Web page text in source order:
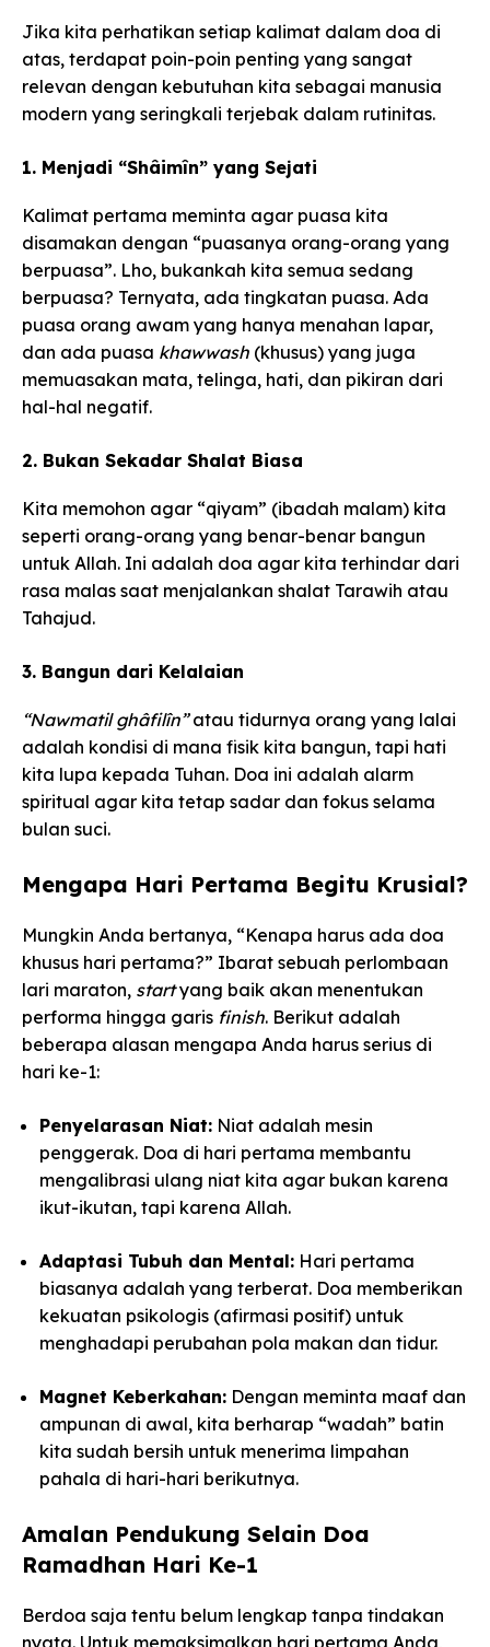
Jika kita perhatikan setiap kalimat dalam doa di
atas, terdapat poin-poin penting yang sangat
relevan dengan kebutuhan kita sebagai manusia
modern yang seringkali terjebak dalam rutinitas.
1. Menjadi “Shâimîn” yang Sejati
Kalimat pertama meminta agar puasa kita
disamakan dengan “puasanya orang-orang yang
berpuasa”. Lho, bukankah kita semua sedang
berpuasa? Ternyata, ada tingkatan puasa. Ada
puasa orang awam yang hanya menahan lapar,
dan ada puasa khawwash (khusus) yang juga
memuasakan mata, telinga, hati, dan pikiran dari
hal-hal negatif.
2. Bukan Sekadar Shalat Biasa
Kita memohon agar “qiyam” (ibadah malam) kita
seperti orang-orang yang benar-benar bangun
untuk Allah. Ini adalah doa agar kita terhindar dari
rasa malas saat menjalankan shalat Tarawih atau
Tahajud.
3. Bangun dari Kelalaian
“Nawmatil ghâfilîn”atau tidurnya orang yang lalai
adalah kondisi di mana fisik kita bangun, tapi hati
kita lupa kepada Tuhan. Doa ini adalah alarm
spiritual agar kita tetap sadar dan fokus selama
bulan suci.
Mengapa Hari Pertama Begitu Krusial?
Mungkin Anda bertanya, “Kenapa harus ada doa
khusus hari pertama?” Ibarat sebuah perlombaan
lari maraton, startyang baik akan menentukan
performa hingga garis finish. Berikut adalah
beberapa alasan mengapa Anda harus serius di
hari ke-1:
Penyelarasan Niat: Niat adalah mesin
penggerak. Doa di hari pertama membantu
mengalibrasi ulang niat kita agar bukan karena
ikut-ikutan, tapi karena Allah.
Adaptasi Tubuh dan Mental: Hari pertama
biasanya adalah yang terberat. Doa memberikan
kekuatan psikologis (afirmasi positif) untuk
menghadapi perubahan pola makan dan tidur.
Magnet Keberkahan: Dengan meminta maaf dan
ampunan di awal, kita berharap “wadah” batin
kita sudah bersih untuk menerima limpahan
pahala di hari-hari berikutnya.
Amalan Pendukung Selain Doa
Ramadhan Hari Ke-1
Berdoa saja tentu belum lengkap tanpa tindakan
nyata. Untuk memaksimalkan hari pertama Anda,